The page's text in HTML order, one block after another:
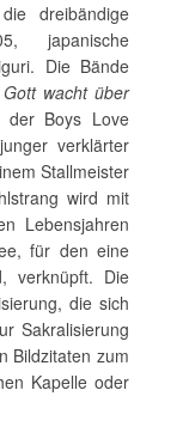
dreibändige
japanische
Die Bände
wacht über
Boys Love
verklärter
Stallmeister
wird mit
Lebensjahren
für den eine
verknüpft. Die
die sich
Sakralisierung
Bildzitaten zum
Kapelle oder